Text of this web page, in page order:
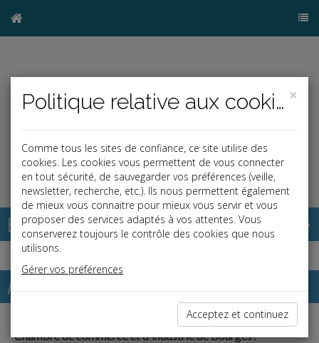
Base documentaire
Adresses utiles
Chambre de commerce et d'industrie de Bourges :
×
Politique relative aux cookies
Comme tous les sites de confiance, ce site utilise des
cookies. Les cookies vous permettent de vous connecter
en tout sécurité, de sauvegarder vos préférences (veille,
newsletter, recherche, etc.). Ils nous permettent également
de mieux vous connaitre pour mieux vous servir et vous
proposer des services adaptés à vos attentes. Vous
conserverez toujours le contrôle des cookies que nous
utilisons.
Gérer vos préférences
Acceptez et continuez